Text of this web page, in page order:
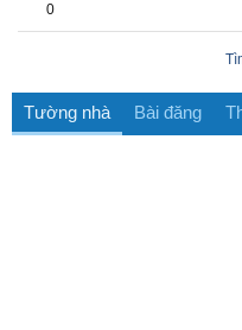
0
Tường nhà Bài đăng